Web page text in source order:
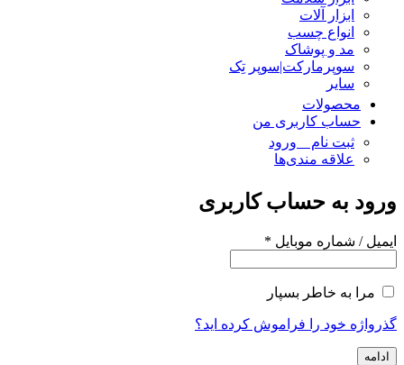
ابزار آلات
انواع چسب
مد و پوشاک
سوپرمارکت|سوپر تِک
سایر
محصولات
حساب کاربری من
ثبت نام _ ورود
علاقه مندی‌ها
ورود به حساب کاربری
ایمیل / شماره موبایل *
مرا به خاطر بسپار
گذرواژه خود را فراموش کرده اید؟
ادامه